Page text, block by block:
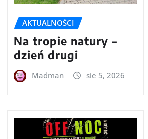
AKTUALNOŚCI
Na tropie natury –
dzień drugi
Madman sie 5, 2026